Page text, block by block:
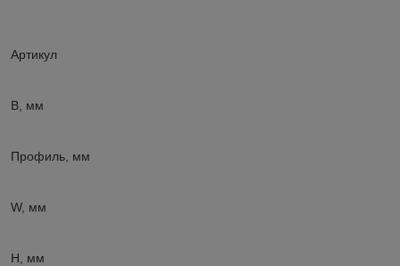
Артикул
В, мм
Профиль, мм
W, мм
H, мм